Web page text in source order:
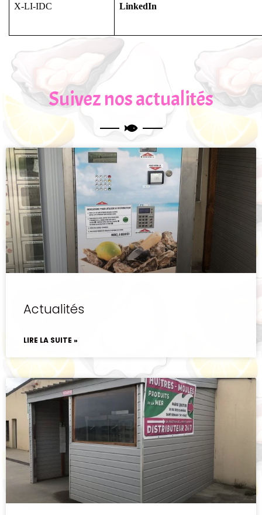
X-LI-IDC LinkedIn
Suivez nos actualités
Actualités
LIRE LA SUITE »